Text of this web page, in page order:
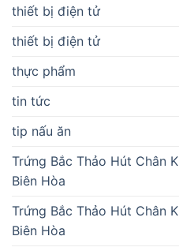
thiết bị điện tử
thiết bị điện tử
thực phẩm
tin tức
tip nấu ăn
Trứng Bắc Thảo Hút Chân
Biên Hòa
Trứng Bắc Thảo Hút Chân
Biên Hòa